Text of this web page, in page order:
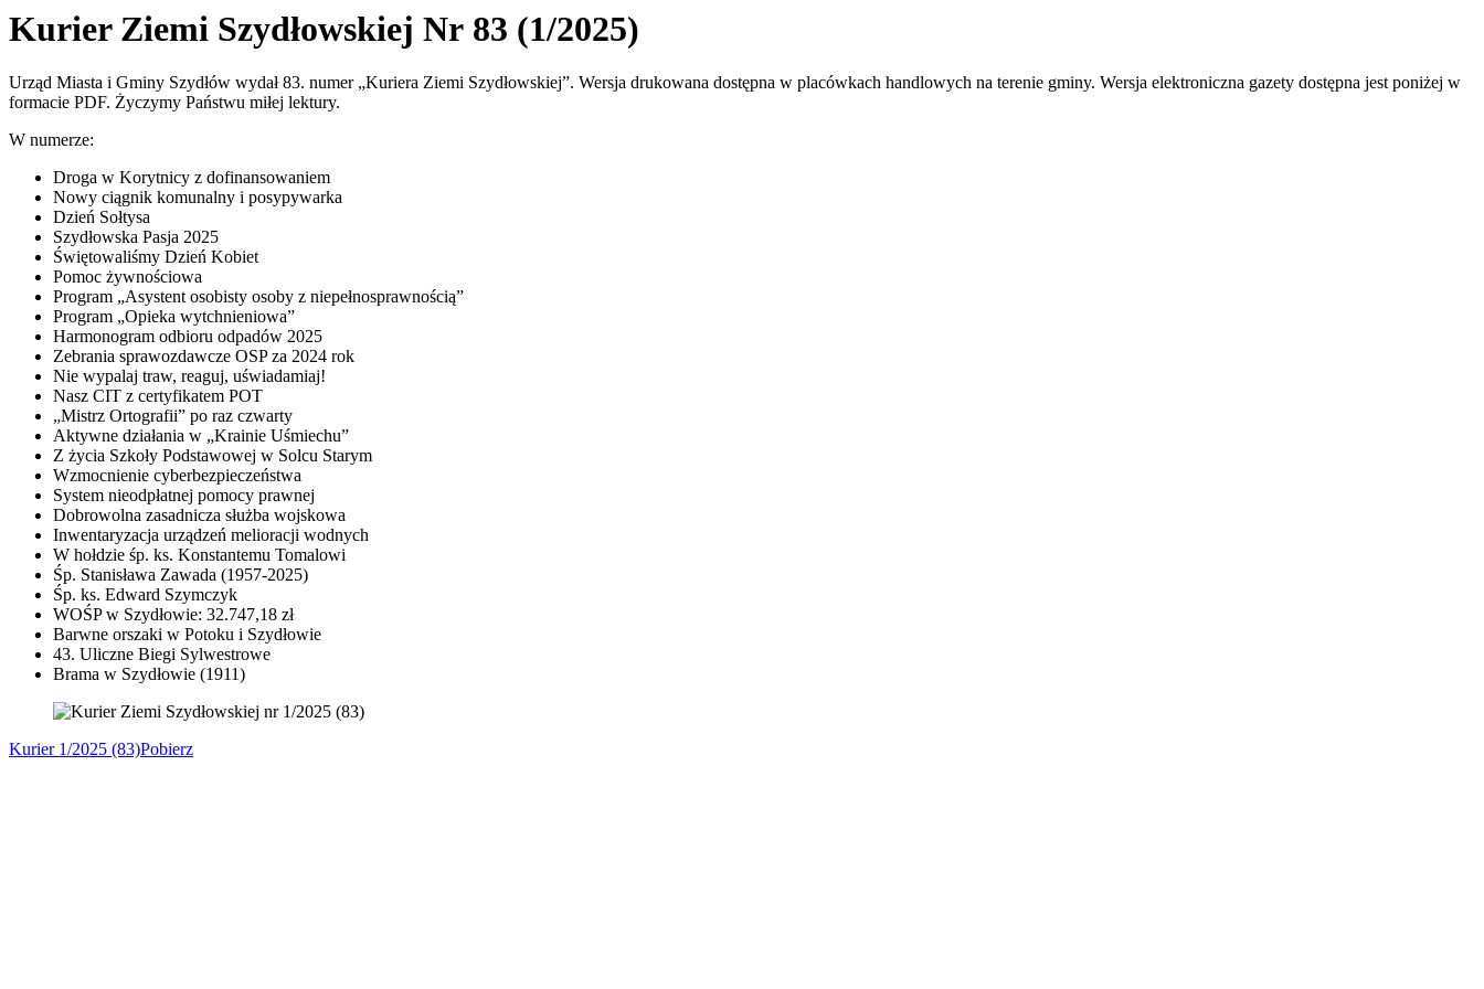
Kurier Ziemi Szydłowskiej Nr 83 (1/2025)
Urząd Miasta i Gminy Szydłów wydał 83. numer „Kuriera Ziemi Szydłowskiej”. Wersja drukowana dostępna w placówkach handlowych na terenie gminy. Wersja elektroniczna gazety dostępna jest poniżej w
formacie PDF. Życzymy Państwu miłej lektury.
W numerze:
Droga w Korytnicy z dofinansowaniem
Nowy ciągnik komunalny i posypywarka
Dzień Sołtysa
Szydłowska Pasja 2025
Świętowaliśmy Dzień Kobiet
Pomoc żywnościowa
Program „Asystent osobisty osoby z niepełnosprawnością”
Program „Opieka wytchnieniowa”
Harmonogram odbioru odpadów 2025
Zebrania sprawozdawcze OSP za 2024 rok
Nie wypalaj traw, reaguj, uświadamiaj!
Nasz CIT z certyfikatem POT
„Mistrz Ortografii” po raz czwarty
Aktywne działania w „Krainie Uśmiechu”
Z życia Szkoły Podstawowej w Solcu Starym
Wzmocnienie cyberbezpieczeństwa
System nieodpłatnej pomocy prawnej
Dobrowolna zasadnicza służba wojskowa
Inwentaryzacja urządzeń melioracji wodnych
W hołdzie śp. ks. Konstantemu Tomalowi
Śp. Stanisława Zawada (1957-2025)
Śp. ks. Edward Szymczyk
WOŚP w Szydłowie: 32.747,18 zł
Barwne orszaki w Potoku i Szydłowie
43. Uliczne Biegi Sylwestrowe
Brama w Szydłowie (1911)
Kurier 1/2025 (83)Pobierz